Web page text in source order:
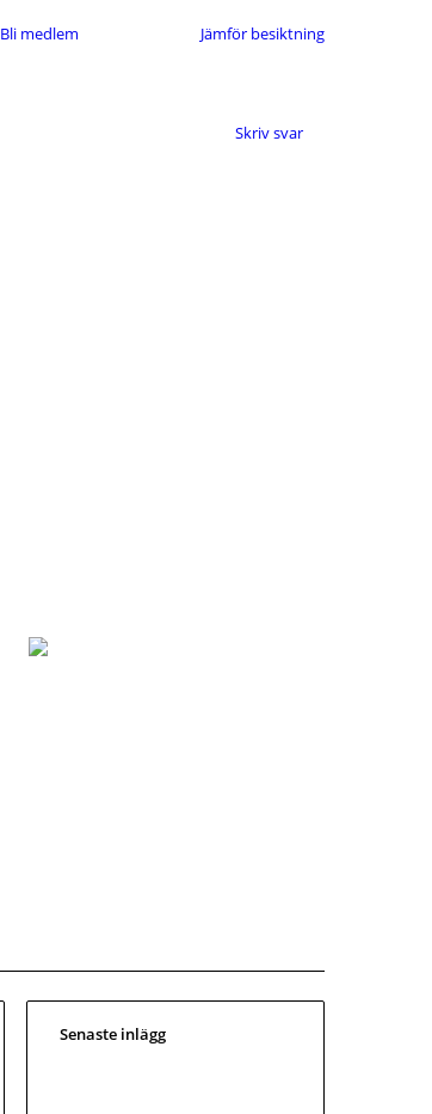
Bli medlem Jämför besiktning
Skriv svar
Senaste inlägg